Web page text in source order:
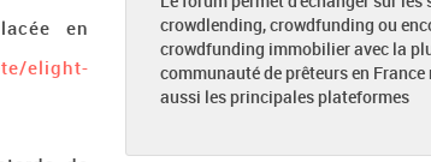
en
elight-
crowdlending, crowdfunding ou
crowdfunding immobilier avec la
communauté de prêteurs en France
aussi les principales plateformes